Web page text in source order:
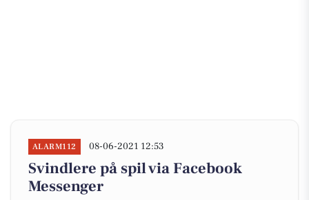
ALARM112 08-06-2021 12:53
Svindlere på spil via Facebook
Messenger